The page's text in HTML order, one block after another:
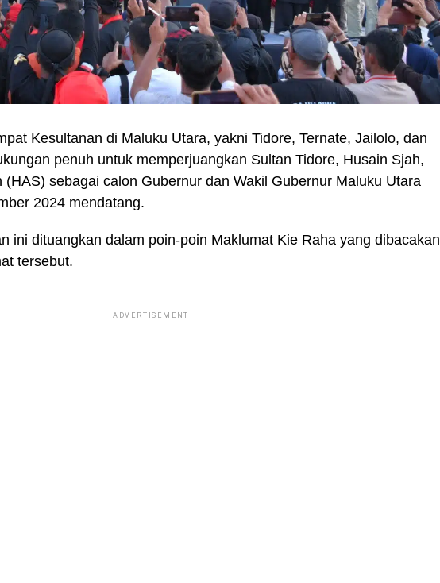
Kesultanan di Maluku Utara, yakni Tidore, Ternate, Jailolo, dan
penuh untuk memperjuangkan Sultan Tidore, Husain Sjah,
(HAS) sebagai calon Gubernur dan Wakil Gubernur Maluku Utara
2024 mendatang.
ini dituangkan dalam poin-poin Maklumat Kie Raha yang dibacakan
tersebut.
ADVERTISEMENT